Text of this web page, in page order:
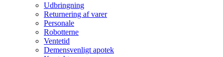
Udbringning
Returnering af varer
Personale
Robotterne
Ventetid
Demensvenligt apotek